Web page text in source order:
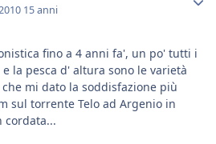
15 anni
fino a 4 anni fa', un po' tutti i
la pesca d' altura sono le varietà
mi dato la soddisfazione più
sul torrente Telo ad Argenio in
cordata...